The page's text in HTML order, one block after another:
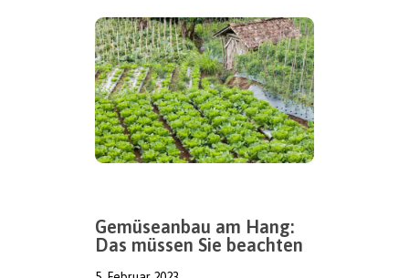
Gemüseanbau am Hang:
Das müssen Sie beachten